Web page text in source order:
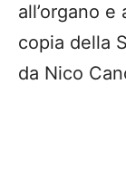
all’organo
copia della
da Nico